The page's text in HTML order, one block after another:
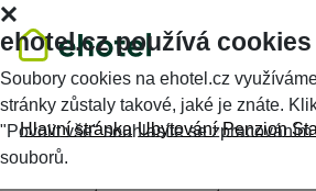
Hlavní stránka Ubytování Penzion
ehotel.cz používá cookies
Soubory cookies na ehotel.cz
stránky zůstaly takové, jaké je znáte.
"Povolit vše" souhlasíte se
souborů.